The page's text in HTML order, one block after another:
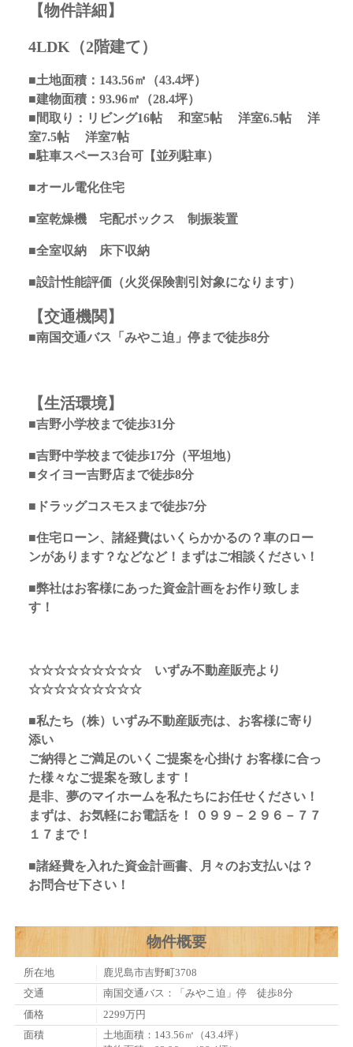
【物件詳細】
4LDK（2階建て）
■土地面積：143.56㎡（43.4坪）
■建物面積：93.96㎡（28.4坪）
■間取り：リビング16帖 和室5帖 洋室6.5帖 洋
室7.5帖 洋室7帖
■駐車スペース3台可【並列駐車）
■オール電化住宅
■室乾燥機 宅配ボックス 制振装置
■全室収納 床下収納
■設計性能評価（火災保険割引対象になります）
【交通機関】
■南国交通バス「みやこ迫」停まで徒歩8分
【生活環境】
■吉野小学校まで徒歩31分
■吉野中学校まで徒歩17分（平坦地）
■タイヨー吉野店まで徒歩8分
■ドラッグコスモスまで徒歩7分
■住宅ローン、諸経費はいくらかかるの？車のロー
ンがあります？などなど！まずはご相談ください！
■弊社はお客様にあった資金計画をお作り致しま
す！
☆☆☆☆☆☆☆☆☆ いずみ不動産販売より
☆☆☆☆☆☆☆☆☆
■私たち（株）いずみ不動産販売は、お客様に寄り
添い
ご納得とご満足のいくご提案を心掛け お客様に合っ
た様々なご提案を致します！
是非、夢のマイホームを私たちにお任せください！
まずは、お気軽にお電話を！ ０９９－２９６－７７
１７まで！
■諸経費を入れた資金計画書、月々のお支払いは？
お問合せ下さい！
物件概要
所在地
鹿児島市吉野町3708
交通
南国交通バス：「みやこ迫」停 徒歩8分
価格
2299万円
面積
土地面積：143.56㎡（43.4坪）